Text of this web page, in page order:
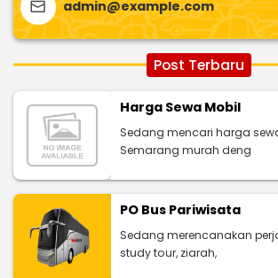
admin@example.com
Post Terbaru
Harga Sewa Mobil
Sedang mencari harga
Semarang murah deng
PO Bus Pariwisata
Sedang merencanakan
study tour, ziarah,